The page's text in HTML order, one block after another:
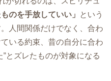
のを手放していい」
という
人間関係だけでなく、合わ
いる約束、昔の自分に合わ
とズレたものが対象になる